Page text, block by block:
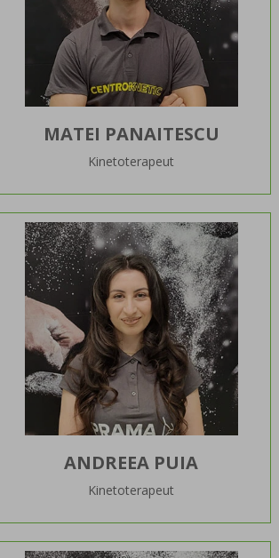
MATEI PANAITESCU
Kinetoterapeut
ANDREEA PUIA
Kinetoterapeut